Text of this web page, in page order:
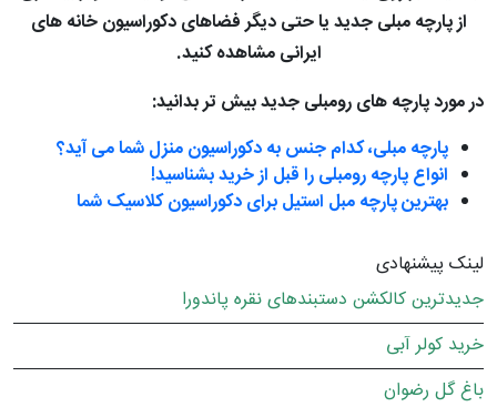
از پارچه مبلی جدید یا حتی دیگر فضاهای دکوراسیون خانه های
ایرانی مشاهده کنید.
در مورد پارچه های رومبلی جدید بیش تر بدانید:
پارچه مبلی، کدام جنس به دکوراسیون منزل شما می آید؟
انواع پارچه رومبلی را قبل از خرید بشناسید!
بهترین پارچه مبل استیل برای دکوراسیون کلاسیک شما
لینک پیشنهادی
جدیدترین کالکشن دستبندهای نقره پاندورا
خرید کولر آبی
باغ گل رضوان